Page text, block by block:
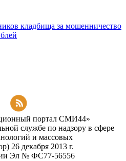
кладбища за мошенничество
портал СМИ44»
службе по надзору в сфере
и массовых
26 декабря 2013 г.
Эл № ФC77-56556